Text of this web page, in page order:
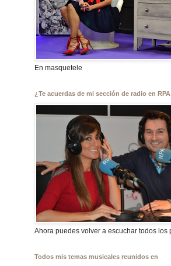
En masquetele
¿Te acuerdas de mi sección de radio en
Ahora puedes volver a escuchar todos los
Todos mis temas musicales reunidos en